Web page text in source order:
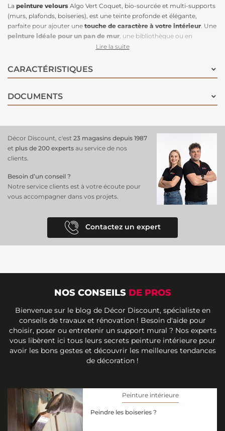
La peinture velours Algo Vert Coquet, bio-sourcée et multi-supports
(murs, plafonds, boiseries), est une teinte profonde et élégante,
parfaite pour ajouter une touche de caractère à votre intérieur . Une
peinture idéale pour un pan de mur , une bibliothèque ou en
soubassement, elle peut également être appliquée en total look dans
plafond et sur les portes. Ce vert est également parfait dans une
chambre pour une ambiance intime qui met en valeur les textiles
végétale, extraits calcaires et minéraux), cette peinture est saine,
monocouche et facilement lessivable, tout en offrant un fini velours
Lire la suite
CARACTÉRISTIQUES
DOCUMENTS
Décor Discount, c'est 23 magasins depuis 1987
et plus de 200 experts au service de nos
clients.
Besoin d’un conseil ?
Notre service clients est à votre écoute pour
vous accompagner dans vos projets.
Contactez un expert
NOS CONSEILS DE PROS
Bienvenue sur le blog de Décor Discount, spécialiste en
conseils de travaux et rénovation ! Besoin d'aide pour
choisir, poser ou entretenir un support mural ? Nos experts
vous libèrent ici tous leurs secrets peinture intérieure pour
avoir les bons gestes et découvrir les meilleures tendances
de décoration !
Peinture intérieure
Peindre les boiseries ?